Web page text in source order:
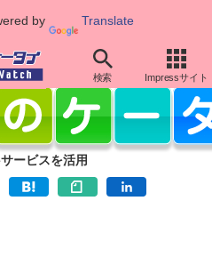
by Translate
検索 Impressサイト
ービスを活用